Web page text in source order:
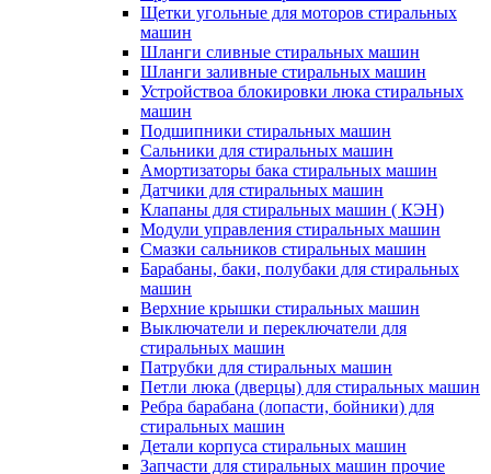
Щетки угольные для моторов стиральных
машин
Шланги сливные стиральных машин
Шланги заливные стиральных машин
Устройствоа блокировки люка стиральных
машин
Подшипники стиральных машин
Сальники для стиральных машин
Амортизаторы бака стиральных машин
Датчики для стиральных машин
Клапаны для стиральных машин ( КЭН)
Модули управления стиральных машин
Смазки сальников стиральных машин
Барабаны, баки, полубаки для стиральных
машин
Верхние крышки стиральных машин
Выключатели и переключатели для
стиральных машин
Патрубки для стиральных машин
Петли люка (дверцы) для стиральных машин
Ребра барабана (лопасти, бойники) для
стиральных машин
Детали корпуса стиральных машин
Запчасти для стиральных машин прочие